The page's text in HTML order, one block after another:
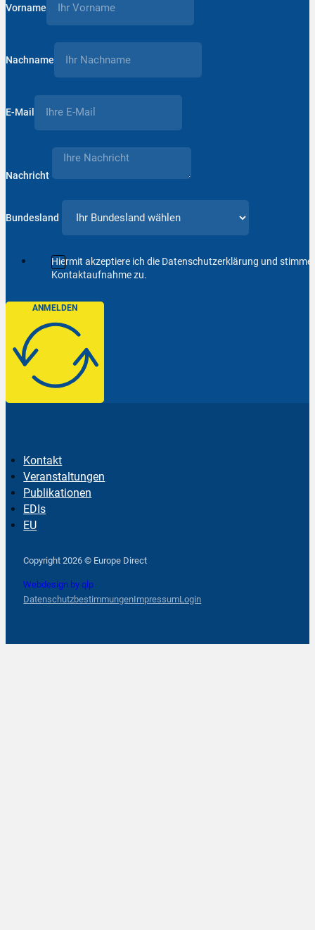
Vorname
Nachname
E-Mail
Nachricht
Bundesland
Hiermit akzeptiere ich die Datenschutzerklärung und
Kontaktaufnahme zu.
ANMELDEN
Kontakt
Veranstaltungen
Publikationen
EDIs
EU
Copyright 2026 © Europe Direct
Webdesign by qlp
DatenschutzbestimmungenImpressumLogin